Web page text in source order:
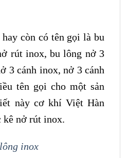
còn có tên gọi là bu
rút inox, bu lông nở 3
3 cánh inox, nở 3 cánh
tên gọi cho một sản
này cơ khí Việt Hàn
kê nở rút inox.
inox